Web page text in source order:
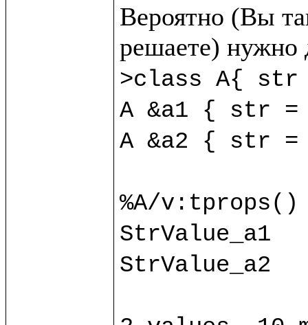
Вероятно (Вы
>class A{
A &a1 { str
A &a2 { str
%A/v:tprops()
StrValue_a1
StrValue_a2